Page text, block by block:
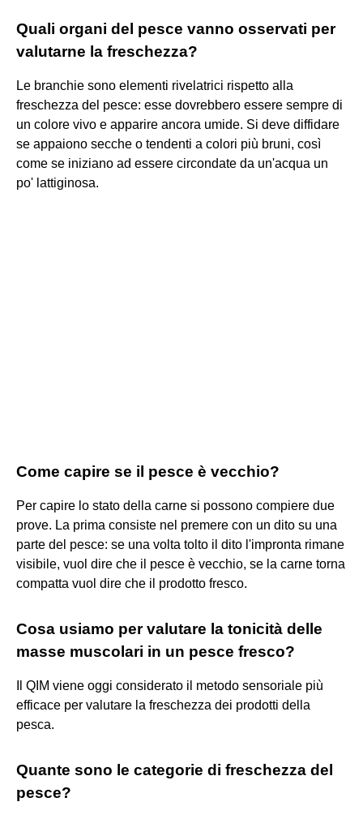
Quali organi del pesce vanno osservati per
valutarne la freschezza?
Le branchie sono elementi rivelatrici rispetto alla
freschezza del pesce: esse dovrebbero essere sempre di
un colore vivo e apparire ancora umide. Si deve diffidare
se appaiono secche o tendenti a colori più bruni, così
come se iniziano ad essere circondate da un'acqua un
po' lattiginosa.
Come capire se il pesce è vecchio?
Per capire lo stato della carne si possono compiere due
prove. La prima consiste nel premere con un dito su una
parte del pesce: se una volta tolto il dito l'impronta rimane
visibile, vuol dire che il pesce è vecchio, se la carne torna
compatta vuol dire che il prodotto fresco.
Cosa usiamo per valutare la tonicità delle
masse muscolari in un pesce fresco?
Il QIM viene oggi considerato il metodo sensoriale più
efficace per valutare la freschezza dei prodotti della
pesca.
Quante sono le categorie di freschezza del
pesce?